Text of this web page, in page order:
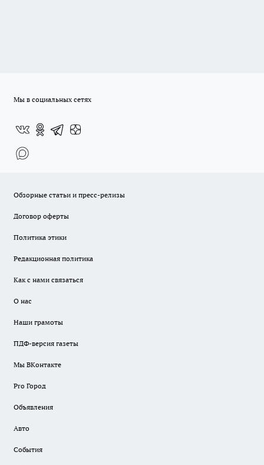
Мы в социальных сетях
Обзорные статьи и пресс-релизы
Договор оферты
Политика этики
Редакционная политика
Как с нами связаться
О нас
Наши грамоты
ПДФ-версия газеты
Мы ВКонтакте
Pro Город
Объявления
Авто
События